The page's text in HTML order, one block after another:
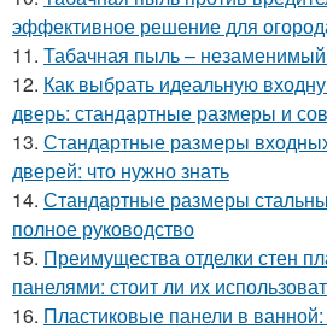
эффективное решение для
11. Табачная пыль –
12. Как выбрать идеальную
дверь: стандартные размеры и
13. Стандартные размеры
дверей: что нужно знать
14. Стандартные размеры
полное руководство
15. Преимущества отделки стен
панелями: стоит ли их
16. Пластиковые панели в ванной: